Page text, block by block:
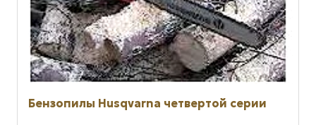
Бензопилы Husqvarna четвертой серии